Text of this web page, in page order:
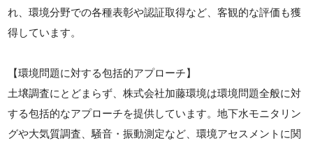
れ、環境分野での各種表彰や認証取得など、客観的な評価も獲
得しています。
【環境問題に対する包括的アプローチ】
土壌調査にとどまらず、株式会社加藤環境は環境問題全般に対
する包括的なアプローチを提供しています。地下水モニタリン
グや大気質調査、騒音・振動測定など、環境アセスメントに関